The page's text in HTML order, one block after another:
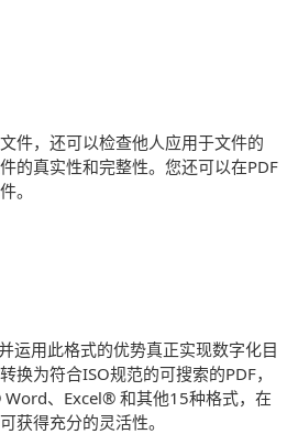
件，还可以检查他人应用于文件的
的真实性和完整性。您还可以在PDF
。
运用此格式的优势真正实现数字化目
换为符合ISO规范的可搜索的PDF，
、Excel® 和其他15种格式，在
获得充分的灵活性。